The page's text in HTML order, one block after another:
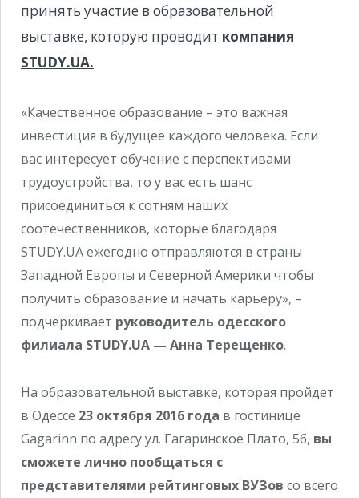
принять участие в образовательной
выставке, которую проводит компания
STUDY.UA.
«Качественное образование – это важная
инвестиция в будущее каждого человека. Если
вас интересует обучение с перспективами
трудоустройства, то у вас есть шанс
присоединиться к сотням наших
соотечественников, которые благодаря
STUDY.UA ежегодно отправляются в страны
Западной Европы и Северной Америки чтобы
получить образование и начать карьеру», –
подчеркивает руководитель одесского
филиала STUDY.UA — Анна Терещенко.
На образовательной выставке, которая пройдет
в Одессе 23 октября 2016 года в гостинице
Gagarinn по адресу ул. Гагаринское Плато, 5б, вы
сможете лично пообщаться с
представителями рейтинговых ВУЗов со всего